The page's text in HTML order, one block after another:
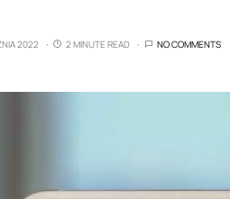
2022 2 MINUTE READ NO COMMENTS